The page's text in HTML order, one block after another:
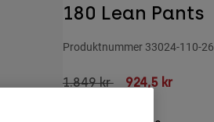
180 Lean Pants
Produktnummer 33024-110-26
Price reduced from
1.849 krto924,5 kr